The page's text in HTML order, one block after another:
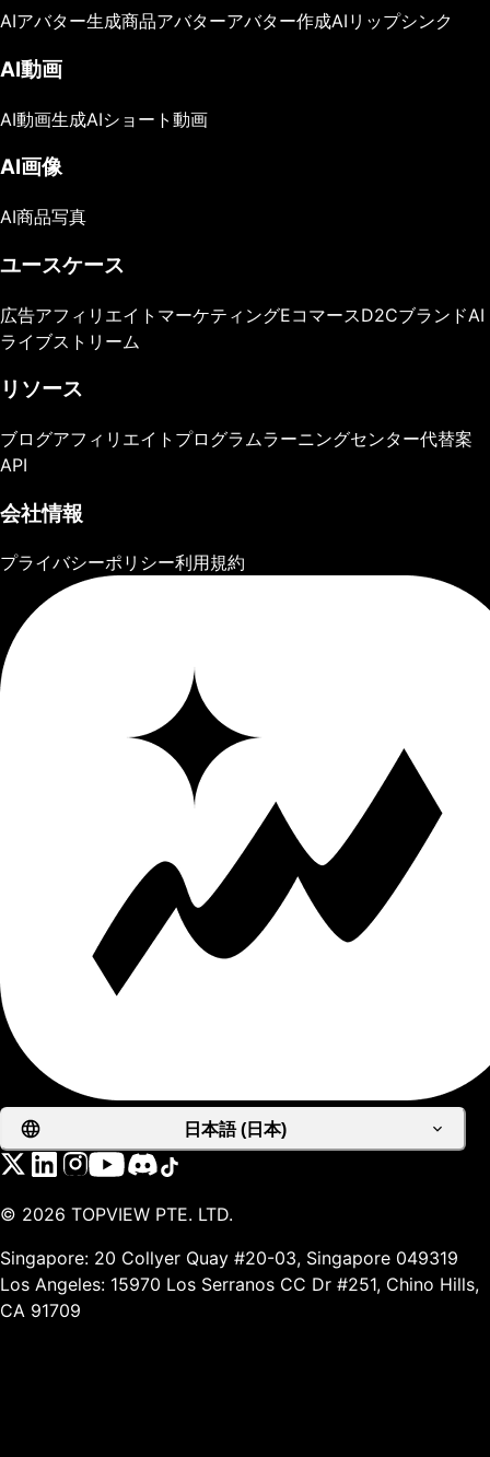
AIアバター生成商品アバターアバター作成AIリップシンク
AI動画
AI動画生成AIショート動画
AI画像
AI商品写真
ユースケース
広告アフィリエイトマーケティングEコマースD2CブランドAI
ライブストリーム
リソース
ブログアフィリエイトプログラムラーニングセンター代替案
API
会社情報
プライバシーポリシー利用規約
日本語 (日本)
© 2026 TOPVIEW PTE. LTD.
Singapore: 20 Collyer Quay #20-03, Singapore 049319
Los Angeles: 15970 Los Serranos CC Dr #251, Chino Hills,
CA 91709